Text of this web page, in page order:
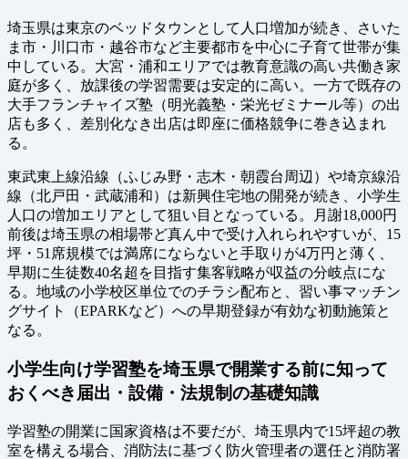
埼玉県は東京のベッドタウンとして人口増加が続き、さいた
ま市・川口市・越谷市など主要都市を中心に子育て世帯が集
中している。大宮・浦和エリアでは教育意識の高い共働き家
庭が多く、放課後の学習需要は安定的に高い。一方で既存の
大手フランチャイズ塾（明光義塾・栄光ゼミナール等）の出
店も多く、差別化なき出店は即座に価格競争に巻き込まれ
る。
東武東上線沿線（ふじみ野・志木・朝霞台周辺）や埼京線沿
線（北戸田・武蔵浦和）は新興住宅地の開発が続き、小学生
人口の増加エリアとして狙い目となっている。月謝18,000円
前後は埼玉県の相場帯ど真ん中で受け入れられやすいが、15
坪・51席規模では満席にならないと手取りが4万円と薄く、
早期に生徒数40名超を目指す集客戦略が収益の分岐点にな
る。地域の小学校区単位でのチラシ配布と、習い事マッチン
グサイト（EPARKなど）への早期登録が有効な初動施策と
なる。
小学生向け学習塾を埼玉県で開業する前に知って
おくべき届出・設備・法規制の基礎知識
学習塾の開業に国家資格は不要だが、埼玉県内で15坪超の教
室を構える場合、消防法に基づく防火管理者の選任と消防署